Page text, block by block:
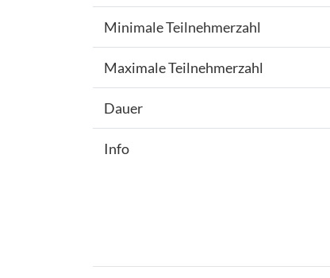
Minimale Teilnehmerzahl
Maximale Teilnehmerzahl
Dauer
Info